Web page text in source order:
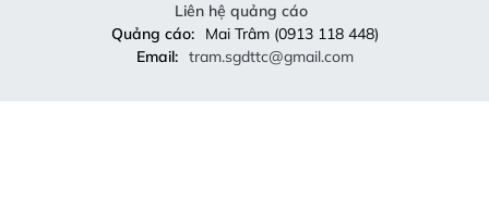
Liên hệ quảng cáo
Quảng cáo:
Mai Trâm (0913 118 448)
Email: tram.sgdttc@gmail.com